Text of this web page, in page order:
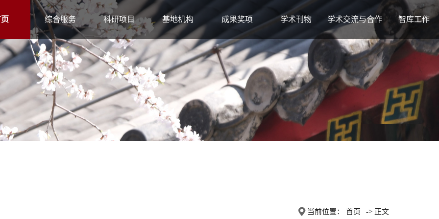
综合服务 科研项目 基地机构 成果奖项 学术刊物 学术交流与合作 智库工作
当前位置： 首页 -> 正文